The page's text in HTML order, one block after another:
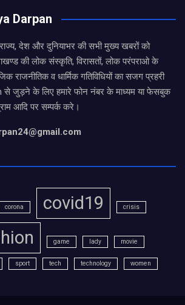
Darpan
देश और दुनियाभर की सभी मुख्य खबरों को
की लोक संस्कृति, विरासतों, लोक परंपराओ के
राजनीतिक व धार्मिक गतिविधियों का सजग प्रहरी
जुड़ने के लिए हमारे फोन नंबर के माध्यम या फेसबुक
आदि पर सम्पर्क करे।
corona covid19 crisis
game lady movie
sport tech technology women